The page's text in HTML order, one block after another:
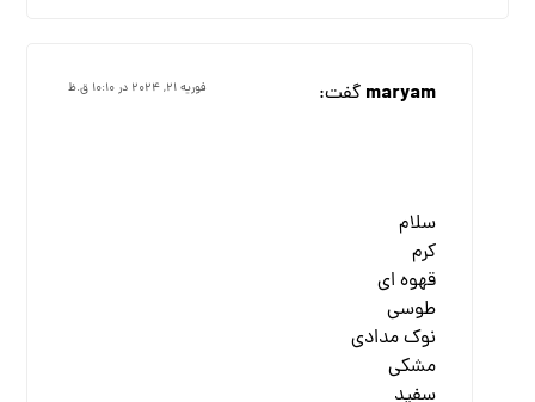
maryam گفت: فوریه ۲۱, ۲۰۲۴ در ۱۰:۱۰ ق.ظ
سلام
کرم
قهوه ای
طوسی
نوک مدادی
مشکی
سفید